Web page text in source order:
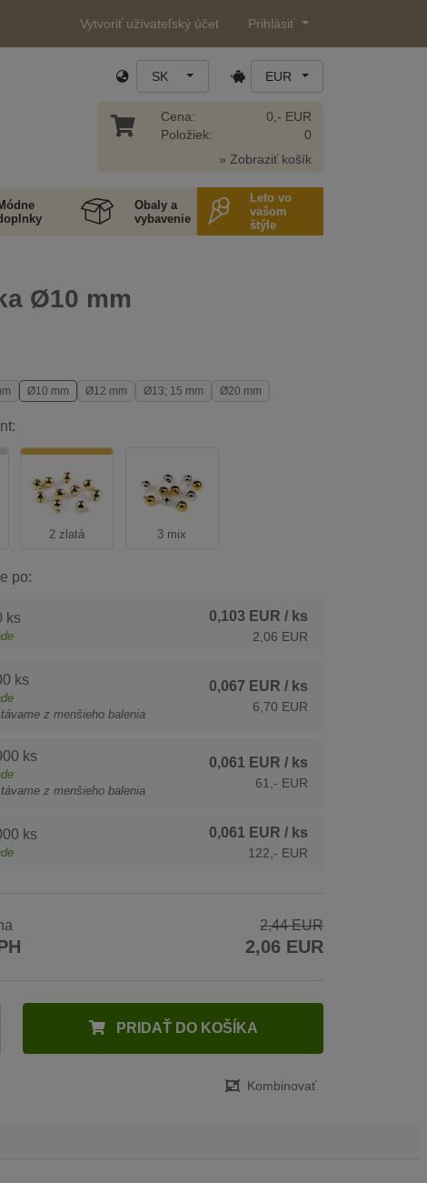
Vytvoriť užívateľský účet Prihlásiť
SK EUR
Cena:
Položiek:
0,- EUR
0
» Zobraziť košík
Obaly a
vybavenie
Leto vo
vašom
štýle
Ø10 mm
Ø10 mm Ø12 mm Ø13; 15 mm Ø20 mm
2 zlatá 3 mix
po:
ks 0,103 EUR / ks
2,06 EUR
ks
z menšieho balenia
0,067 EUR / ks
6,70 EUR
ks
z menšieho balenia
0,061 EUR / ks
61,- EUR
ks 0,061 EUR / ks
122,- EUR
2,44 EUR
2,06 EUR
PRIDAŤ DO KOŠÍKA
Kombinovať